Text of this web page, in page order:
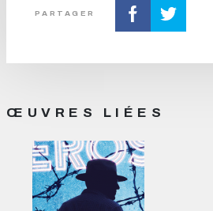
PARTAGER
ŒUVRES LIÉES